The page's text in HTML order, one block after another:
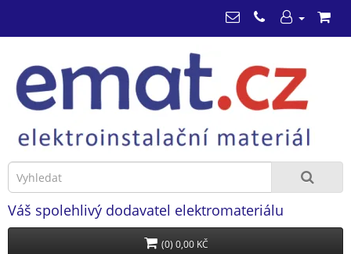
Váš spolehlivý dodavatel elektromateriálu
(0) 0,00 KČ